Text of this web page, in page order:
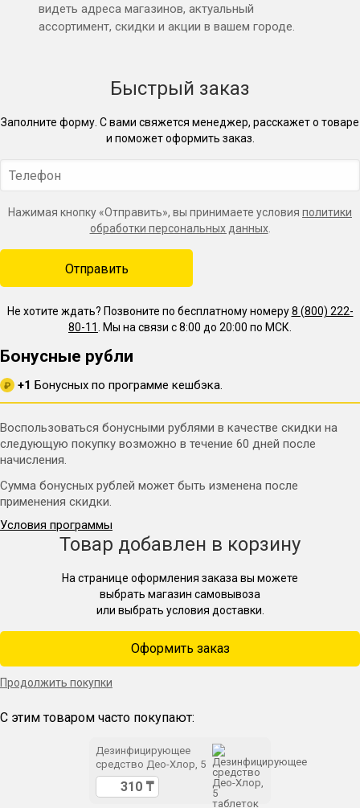
видеть адреса магазинов, актуальный
ассортимент, скидки и акции в вашем городе.
Быстрый заказ
Заполните форму. С вами свяжется менеджер, расскажет о товаре
и поможет оформить заказ.
Нажимая кнопку «Отправить», вы принимаете условия политики
обработки персональных данных.
Не хотите ждать? Позвоните по бесплатному номеру8 (800) 222-
80-11. Мы на связи с 8:00 до 20:00 по МСК.
Бонусные рубли
₽ +1 Бонусных по программе кешбэка.
Воспользоваться бонусными рублями в качестве скидки на
следующую покупку возможно в течение 60 дней после
начисления.
Сумма бонусных рублей может быть изменена после
применения скидки.
Условия программы
Товар добавлен в корзину
На странице оформления заказа вы можете
выбрать магазин самовывоза
или выбрать условия доставки.
Оформить заказ
Продолжить покупки
С этим товаром часто покупают:
Дезинфицирующее
средство Део-Хлор, 5
таблеток